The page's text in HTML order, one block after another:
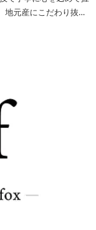
し”をご堪能下さい